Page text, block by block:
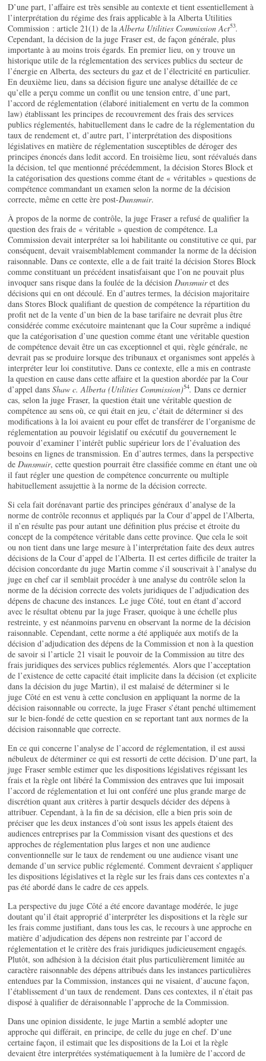
D’une part, l’affaire est très sensible au contexte et tient essentiellement à
l’interprétation du régime des frais applicable à la Alberta Utilities
Commission : article 21(1) de laAlberta Utilities Commission Act53.
Cependant, la décision de la juge Fraser est, de façon générale, plus
importante à au moins trois égards. En premier lieu, on y trouve un
historique utile de la réglementation des services publics du secteur de
l’énergie en Alberta, des secteurs du gaz et de l’électricité en particulier.
En deuxième lieu, dans sa décision figure une analyse détaillée de ce
qu’elle a perçu comme un conflit ou une tension entre, d’une part,
l’accord de réglementation (élaboré initialement en vertu de la common
law) établissant les principes de recouvrement des frais des services
publics réglementés, habituellement dans le cadre de la réglementation du
taux de rendement et, d’autre part, l’interprétation des dispositions
législatives en matière de réglementation susceptibles de déroger des
principes énoncés dans ledit accord. En troisième lieu, sont réévalués dans
la décision, tel que mentionné précédemment, la décision Stores Block et
la catégorisation des questions comme étant de « véritables » questions de
compétence commandant un examen selon la norme de la décision
correcte, même en cette ère post-Dunsmuir.
À propos de la norme de contrôle, la juge Fraser a refusé de qualifier la
question des frais de « véritable » question de compétence. La
Commission devait interpréter sa loi habilitante ou constitutive ce qui, par
conséquent, devait vraisemblablement commander la norme de la décision
raisonnable. Dans ce contexte, elle a de fait traité la décision Stores Block
comme constituant un précédent insatisfaisant que l’on ne pouvait plus
invoquer sans risque dans la foulée de la décision Dunsmuiret des
décisions qui en ont découlé. En d’autres termes, la décision majoritaire
dans Stores Block qualifiant de question de compétence la répartition du
profit net de la vente d’un bien de la base tarifaire ne devrait plus être
considérée comme exécutoire maintenant que la Cour suprême a indiqué
que la catégorisation d’une question comme étant une véritable question
de compétence devait être un cas exceptionnel et qui, règle générale, ne
devrait pas se produire lorsque des tribunaux et organismes sont appelés à
interpréter leur loi constitutive. Dans ce contexte, elle a mis en contraste
la question en cause dans cette affaire et la question abordée par la Cour
d’appel dansShaw c. Alberta (Utilities Commission)54. Dans ce dernier
cas, selon la juge Fraser, la question était une véritable question de
compétence au sens où, ce qui était en jeu, c’était de déterminer si des
modifications à la loi avaient eu pour effet de transférer de l’organisme de
réglementation au pouvoir législatif ou exécutif du gouvernement le
pouvoir d’examiner l’intérêt public supérieur lors de l’évaluation des
besoins en lignes de transmission. En d’autres termes, dans la perspective
de Dunsmuir, cette question pourrait être classifiée comme en étant une où
il faut régler une question de compétence concurrente ou multiple
habituellement assujettie à la norme de la décision correcte.
Si cela fait dorénavant partie des principes généraux d’analyse de la
norme de contrôle reconnus et appliqués par la Cour d’appel de l’Alberta,
il n’en résulte pas pour autant une définition plus précise et étroite du
concept de la compétence véritable dans cette province. Que cela le soit
ou non tient dans une large mesure à l’interprétation faite des deux autres
décisions de la Cour d’appel de l’Alberta. Il est certes difficile de traiter la
décision concordante du juge Martin comme s’il souscrivait à l’analyse du
juge en chef car il semblait procéder à une analyse du contrôle selon la
norme de la décision correcte des volets juridiques de l’adjudication des
dépens de chacune des instances. Le juge Côté, tout en étant d’accord
avec le résultat obtenu par la juge Fraser, quoique à une échelle plus
restreinte, y est néanmoins parvenu en observant la norme de la décision
raisonnable. Cependant, cette norme a été appliquée aux motifs de la
décision d’adjudication des dépens de la Commission et non à la question
de savoir si l’article 21 visait le pouvoir de la Commission au titre des
frais juridiques des services publics réglementés. Alors que l’acceptation
de l’existence de cette capacité était implicite dans la décision (et explicite
dans la décision du juge Martin), il est malaisé de déterminer si le
juge Côté en est venu à cette conclusion en appliquant la norme de la
décision raisonnable ou correcte, la juge Fraser s’étant penché ultimement
sur le bien-fondé de cette question en se reportant tant aux normes de la
décision raisonnable que correcte.
En ce qui concerne l’analyse de l’accord de réglementation, il est aussi
nébuleux de déterminer ce qui est ressorti de cette décision. D’une part, la
juge Fraser semble estimer que les dispositions législatives régissant les
frais et la règle ont libéré la Commission des entraves que lui imposait
l’accord de réglementation et lui ont conféré une plus grande marge de
discrétion quant aux critères à partir desquels décider des dépens à
attribuer. Cependant, à la fin de sa décision, elle a bien pris soin de
préciser que les deux instances d’où sont issus les appels étaient des
audiences entreprises par la Commission visant des questions et des
approches de réglementation plus larges et non une audience
conventionnelle sur le taux de rendement ou une audience visant une
demande d’un service public réglementé. Comment devraient s’appliquer
les dispositions législatives et la règle sur les frais dans ces contextes n’a
pas été abordé dans le cadre de ces appels.
La perspective du juge Côté a été encore davantage modérée, le juge
doutant qu’il était approprié d’interpréter les dispositions et la règle sur
les frais comme justifiant, dans tous les cas, le recours à une approche en
matière d’adjudication des dépens non restreinte par l’accord de
réglementation et le critère des frais juridiques judicieusement engagés.
Plutôt, son adhésion à la décision était plus particulièrement limitée au
caractère raisonnable des dépens attribués dans les instances particulières
entendues par la Commission, instances qui ne visaient, d’aucune façon,
l’établissement d‘un taux de rendement. Dans ces contextes, il n’était pas
disposé à qualifier de déraisonnable l’approche de la Commission.
Dans une opinion dissidente, le juge Martin a semblé adopter une
approche qui différait, en principe, de celle du juge en chef. D’une
certaine façon, il estimait que les dispositions de la Loi et la règle
devaient être interprétées systématiquement à la lumière de l’accord de